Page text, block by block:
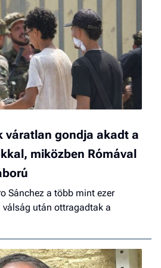
váratlan gondja akadt a
miközben Rómával
Sánchez a több mint ezer
válság után ottragadtak a